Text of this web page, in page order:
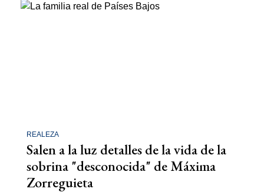
REALEZA
Salen a la luz detalles de la vida de la
sobrina "desconocida" de Máxima
Zorreguieta